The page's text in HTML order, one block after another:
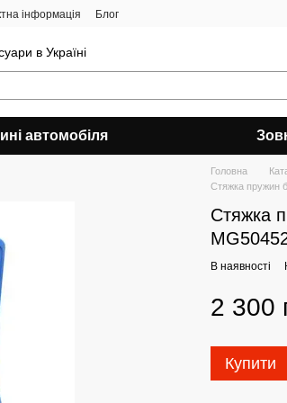
інформація Блог
в Україні
автомобіля
Головна
Стяжка пружин
Стяжка
В наявності
2 300
Купити